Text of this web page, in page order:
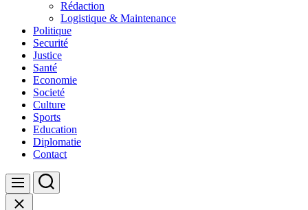
Rédaction
Logistique & Maintenance
Politique
Securité
Justice
Santé
Economie
Societé
Culture
Sports
Education
Diplomatie
Contact
Menu Search
Close